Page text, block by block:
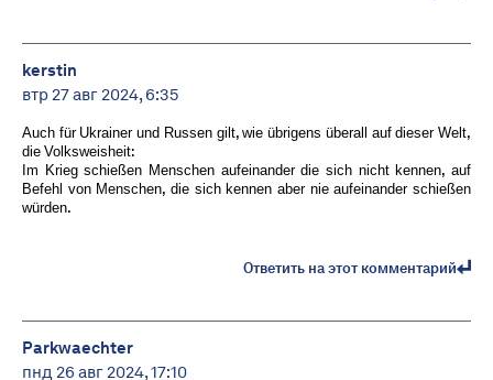
kerstin
втр 27 авг 2024, 6:35
Auch für Ukrainer und Russen gilt, wie übrigens überall auf dieser Welt,
die Volksweisheit:
Im Krieg schießen Menschen aufeinander die sich nicht kennen, auf
Befehl von Menschen, die sich kennen aber nie aufeinander schießen
würden.
Ответить на этот комментарий
Parkwaechter
пнд 26 авг 2024, 17:10